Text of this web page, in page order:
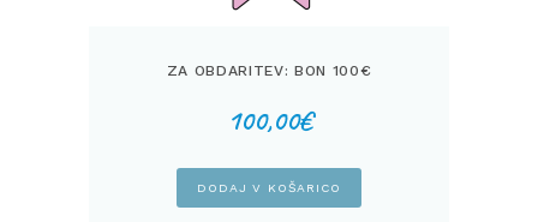
ZA OBDARITEV: BON 100€
100,00€
DODAJ V KOŠARICO